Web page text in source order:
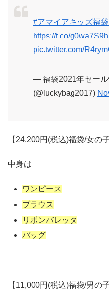
#アマイアキッズ福袋
https://t.co/
pic.twitter.com/
— 福袋2021年セール
(@luckybag2017)
【24,200円(税込)福袋/女の子
中身は
ワンピース
ブラウス
リボンバレッタ
バッグ
【11,000円(税込)福袋/男の子